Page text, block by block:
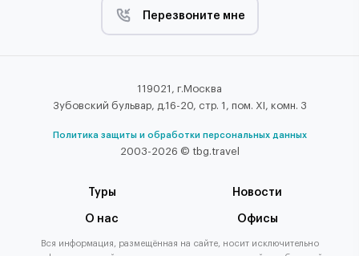
Перезвоните мне
119021, г.Москва
Зубовский бульвар, д.16-20, стр. 1, пом. XI, комн. 3
Политика защиты и обработки персональных данных
2003-2026 © tbg.travel
Туры Новости
О нас Офисы
Вся информация, размещённая на сайте, носит исключительно